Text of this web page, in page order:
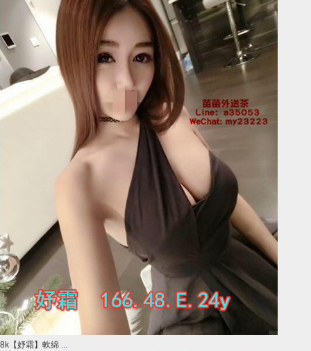
8k【妤霜】軟綿 ...